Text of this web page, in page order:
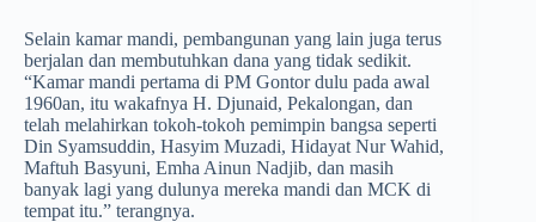
Selain kamar mandi, pembangunan yang lain juga terus
berjalan dan membutuhkan dana yang tidak sedikit.
“Kamar mandi pertama di PM Gontor dulu pada awal
1960an, itu wakafnya H. Djunaid, Pekalongan, dan
telah melahirkan tokoh-tokoh pemimpin bangsa seperti
Din Syamsuddin, Hasyim Muzadi, Hidayat Nur Wahid,
Maftuh Basyuni, Emha Ainun Nadjib, dan masih
banyak lagi yang dulunya mereka mandi dan MCK di
tempat itu.” terangnya.